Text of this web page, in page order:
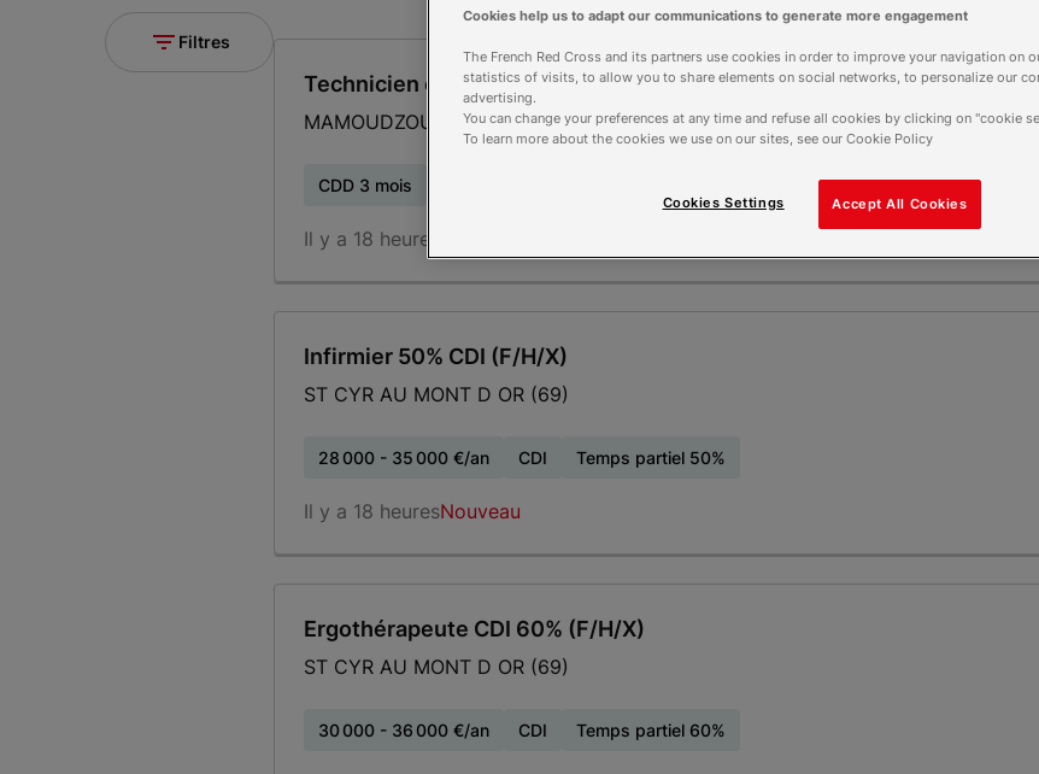
Filtres
Technicien en intervention sociale familiale [F/H/X]
MAMOUDZOU (976)
CDD 3 mois
Il y a 18 heures
Infirmier 50% CDI (F/H/X)
ST CYR AU MONT D OR (69)
28 000 - 35 000 €/an CDI Temps partiel 50%
Il y a 18 heuresNouveau
Ergothérapeute CDI 60% (F/H/X)
ST CYR AU MONT D OR (69)
30 000 - 36 000 €/an CDI Temps partiel 60%
Cookies help us to adapt our communications to generate more engagement
The French Red Cross and its partners use cookies in order to improve your navigation on
statistics of visits, to allow you to share elements on social networks, to personalize our
advertising.
You can change your preferences at any time and refuse all cookies by clicking on "cookie
To learn more about the cookies we use on our sites, see our Cookie Policy
Accept All Cookies
Cookies Settings